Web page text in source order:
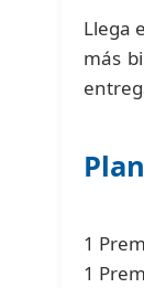
Llega
más
1
1